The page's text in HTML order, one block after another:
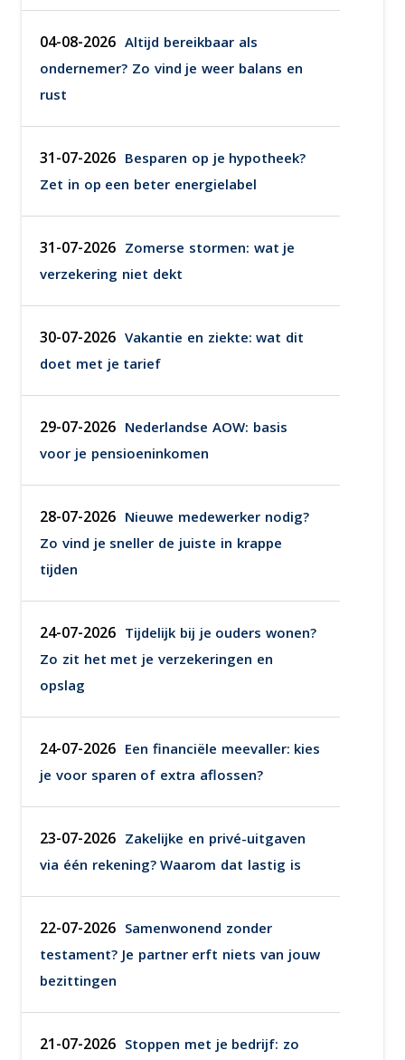
04-08-2026 Altijd bereikbaar als
ondernemer? Zo vind je weer balans en
rust
31-07-2026 Besparen op je hypotheek?
Zet in op een beter energielabel
31-07-2026 Zomerse stormen: wat je
verzekering niet dekt
30-07-2026 Vakantie en ziekte: wat dit
doet met je tarief
29-07-2026 Nederlandse AOW: basis
voor je pensioeninkomen
28-07-2026 Nieuwe medewerker nodig?
Zo vind je sneller de juiste in krappe
tijden
24-07-2026 Tijdelijk bij je ouders wonen?
Zo zit het met je verzekeringen en
opslag
24-07-2026 Een financiële meevaller: kies
je voor sparen of extra aflossen?
23-07-2026 Zakelijke en privé-uitgaven
via één rekening? Waarom dat lastig is
22-07-2026 Samenwonend zonder
testament? Je partner erft niets van jouw
bezittingen
21-07-2026 Stoppen met je bedrijf: zo